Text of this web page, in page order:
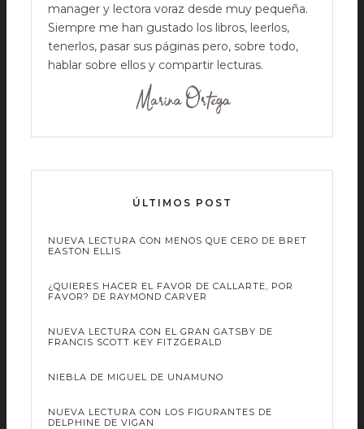
manager y lectora voraz desde muy pequeña.
Siempre me han gustado los libros, leerlos,
tenerlos, pasar sus páginas pero, sobre todo,
hablar sobre ellos y compartir lecturas.
ÚLTIMOS POST
NUEVA LECTURA CON MENOS QUE CERO DE BRET
EASTON ELLIS
¿QUIERES HACER EL FAVOR DE CALLARTE, POR
FAVOR? DE RAYMOND CARVER
NUEVA LECTURA CON EL GRAN GATSBY DE
FRANCIS SCOTT KEY FITZGERALD
NIEBLA DE MIGUEL DE UNAMUNO
NUEVA LECTURA CON LOS FIGURANTES DE
DELPHINE DE VIGAN